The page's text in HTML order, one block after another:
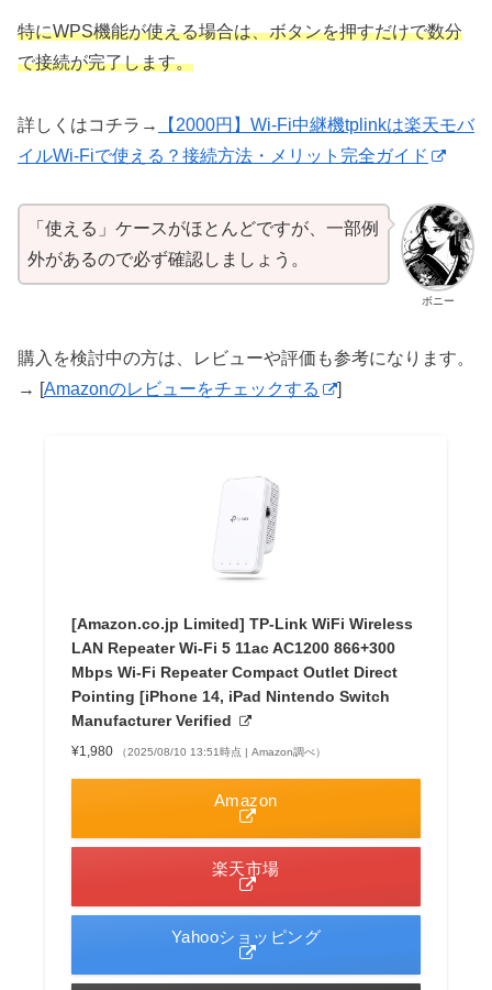
特にWPS機能が使える場合は、ボタンを押すだけで数分
で接続が完了します。
詳しくはコチラ→
【2000円】Wi-Fi中継機tplinkは楽天モバ
イルWi-Fiで使える？接続方法・メリット完全ガイド
ボニー
「使える」ケースがほとんどですが、一部例
外があるので必ず確認しましょう。
購入を検討中の方は、レビューや評価も参考になります。
→ [Amazonのレビューをチェックする ]
[Amazon.co.jp Limited] TP-Link WiFi Wireless
LAN Repeater Wi-Fi 5 11ac AC1200 866+300
Mbps Wi-Fi Repeater Compact Outlet Direct
Pointing [iPhone 14, iPad Nintendo Switch
Manufacturer Verified
¥1,980 （2025/08/10 13:51時点 | Amazon調べ）
Amazon
楽天市場
Yahooショッピング